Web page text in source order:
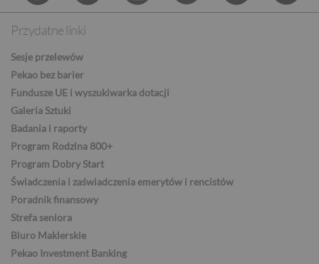
JPY
Facebook
Przydatne linki
Sesje przelewów
Pekao bez barier
Fundusze UE i wyszukiwarka dotacji
Galeria Sztuki
Badania i raporty
Program Rodzina 800+
Program Dobry Start
Świadczenia i zaświadczenia emerytów i rencistów
Poradnik finansowy
Strefa seniora
Biuro Maklerskie
Pekao Investment Banking